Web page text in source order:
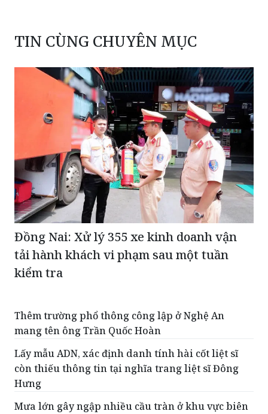
TIN CÙNG CHUYÊN MỤC
Đồng Nai: Xử lý 355 xe kinh doanh vận
tải hành khách vi phạm sau một tuần
kiểm tra
Thêm trường phổ thông công lập ở Nghệ An
mang tên ông Trần Quốc Hoàn
Lấy mẫu ADN, xác định danh tính hài cốt liệt sĩ
còn thiếu thông tin tại nghĩa trang liệt sĩ Đông
Hưng
Mưa lớn gây ngập nhiều cầu tràn ở khu vực biên